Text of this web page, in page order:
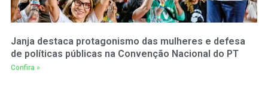
Janja destaca protagonismo das mulheres e defesa
de políticas públicas na Convenção Nacional do PT
Confira »